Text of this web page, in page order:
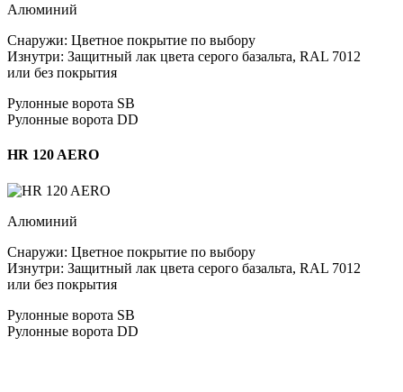
Алюминий
Снаружи: Цветное покрытие по выбору
Изнутри: Защитный лак цвета серого базальта, RAL 7012
или без покрытия
Рулонные ворота SB
Рулонные ворота DD
HR 120 AERO
Алюминий
Снаружи: Цветное покрытие по выбору
Изнутри: Защитный лак цвета серого базальта, RAL 7012
или без покрытия
Рулонные ворота SB
Рулонные ворота DD